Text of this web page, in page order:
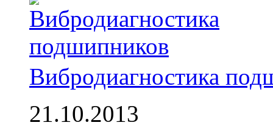
Вибродиагностика
21.10.2013